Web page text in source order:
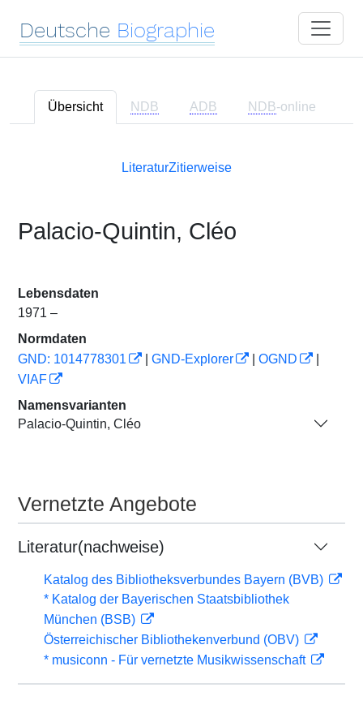
Deutsche Biographie
Übersicht NDB ADB NDB-online
LiteraturZitierweise
Palacio-Quintin, Cléo
Lebensdaten
1971 –
Normdaten
GND: 1014778301
GND-Explorer OGND
VIAF
Namensvarianten
Palacio-Quintin, Cléo
Vernetzte Angebote
Literatur(nachweise)
Katalog des Bibliotheksverbundes Bayern (BVB)
* Katalog der Bayerischen Staatsbibliothek
München (BSB)
Österreichischer Bibliothekenverbund (OBV)
* musiconn - Für vernetzte Musikwissenschaft